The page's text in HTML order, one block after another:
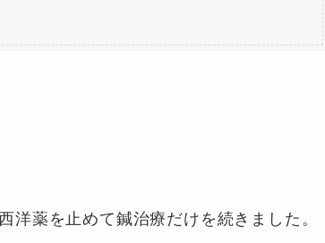
洋薬を止めて鍼治療だけを続きました。